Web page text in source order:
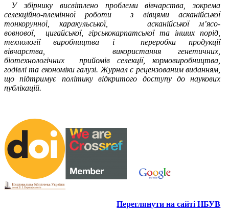
У збірнику висвітлено проблеми вівчарства, зокрема
селекційно-племінної роботи з вівцями асканійської
тонкорунної, каракульської, асканійської м’ясо-
вовнової, цигайської, гірськокарпатської та інших порід,
технології виробництва і переробки продукції
вівчарства, використання генетичних,
біотехнологічних прийомів селекції, кормовиробництва,
годівлі та економіки галузі. Журнал є рецензованим виданням,
що підтримує політику відкритого доступу до наукових
публікацій.
Переглянути на сайті НБУВ